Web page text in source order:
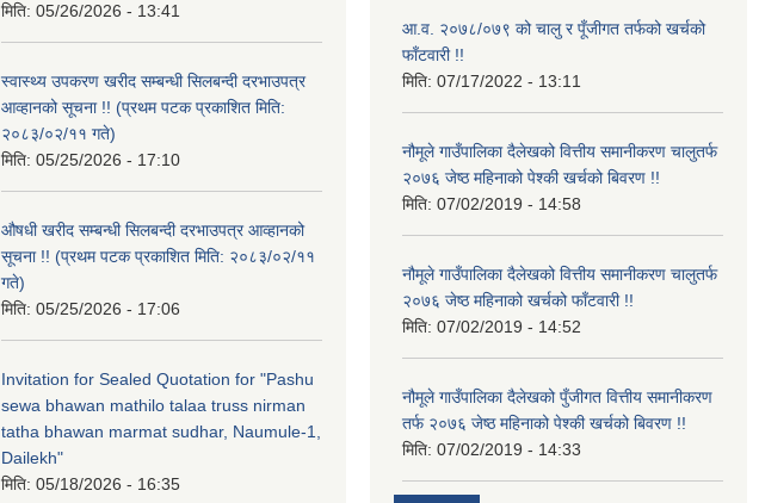
मिति: 05/26/2026 - 13:41
स्वास्थ्य उपकरण खरीद सम्बन्धी सिलबन्दी दरभाउपत्र
आव्हानको सूचना !! (प्रथम पटक प्रकाशित मिति:
२०८३/०२/११ गते)
मिति: 05/25/2026 - 17:10
औषधी खरीद सम्बन्धी सिलबन्दी दरभाउपत्र आव्हानको
सूचना !! (प्रथम पटक प्रकाशित मिति: २०८३/०२/११
गते)
मिति: 05/25/2026 - 17:06
Invitation for Sealed Quotation for "Pashu
sewa bhawan mathilo talaa truss nirman
tatha bhawan marmat sudhar, Naumule-1,
Dailekh"
मिति: 05/18/2026 - 16:35
आ.व. २०७८/०७९ को चालु र पूँजीगत तर्फको खर्चको
फाँटवारी !!
मिति: 07/17/2022 - 13:11
नौमूले गाउँपालिका दैलेखको वित्तीय समानीकरण चालुतर्फ
२०७६ जेष्ठ महिनाको पेश्की खर्चको बिवरण !!
मिति: 07/02/2019 - 14:58
नौमूले गाउँपालिका दैलेखको वित्तीय समानीकरण चालुतर्फ
२०७६ जेष्ठ महिनाको खर्चको फाँटवारी !!
मिति: 07/02/2019 - 14:52
नौमूले गाउँपालिका दैलेखको पुँजीगत वित्तीय समानीकरण
तर्फ २०७६ जेष्ठ महिनाको पेश्की खर्चको बिवरण !!
मिति: 07/02/2019 - 14:33